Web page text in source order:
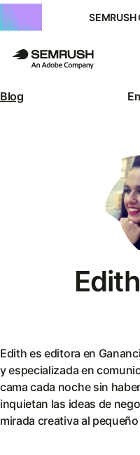
SEMRUSH
Blog
Edith es editora en
y especializada en
cama cada noche sin
inquietan las ideas de
mirada creativa al